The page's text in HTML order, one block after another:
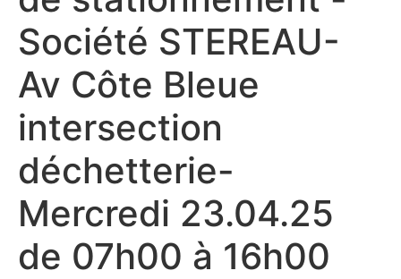
Société STEREAU-
Av Côte Bleue
intersection
déchetterie-
Mercredi 23.04.25
de 07h00 à 16h00